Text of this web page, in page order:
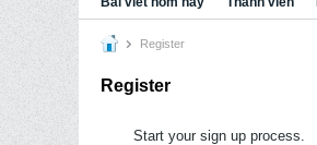
Register
Register
Start your sign up process.